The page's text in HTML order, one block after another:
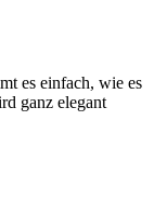
es einfach, wie es
ganz elegant